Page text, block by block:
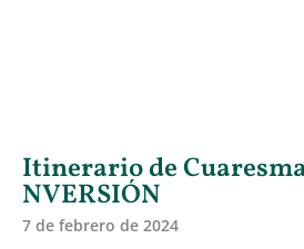
Itinerario de
NVERSIÓN
7 de febrero de 2024